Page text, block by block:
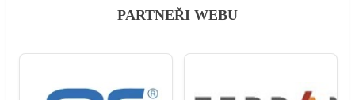
PARTNEŘI WEBU